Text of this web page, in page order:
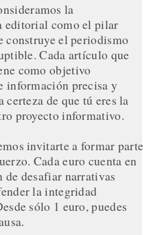
la
editorial como el pilar
construye el periodismo
Cada artículo que
como objetivo
información precisa y
certeza de que tú eres la
proyecto informativo.
invitarte a formar parte
Cada euro cuenta en
de desafiar narrativas
la integridad
sólo 1 euro, puedes